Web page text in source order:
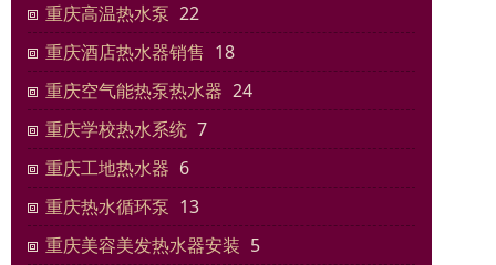
重庆高温热水泵 22
重庆酒店热水器销售 18
重庆空气能热泵热水器 24
重庆学校热水系统 7
重庆工地热水器 6
重庆热水循环泵 13
重庆美容美发热水器安装 5